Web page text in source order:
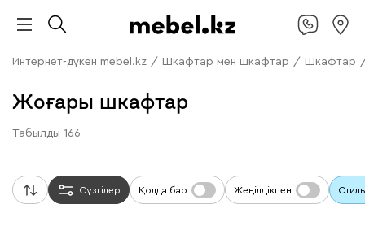
Интернет-дүкен mebel.kz / Шкафтар мен шкафтар / Шкафтар
Жоғары шкафтар
Табылды 166
Сүзгілер Қолда бар Жеңілдікпен